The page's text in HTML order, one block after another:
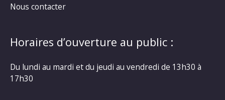
Nous contacter
Horaires d’ouverture au public :
Du lundi au mardi et du jeudi au vendredi de 13h30 à
17h30